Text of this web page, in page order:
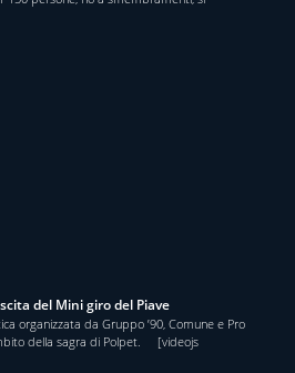
del Mini giro del Piave
organizzata da Gruppo ’90, Comune e Pro
della sagra di Polpet. [videojs